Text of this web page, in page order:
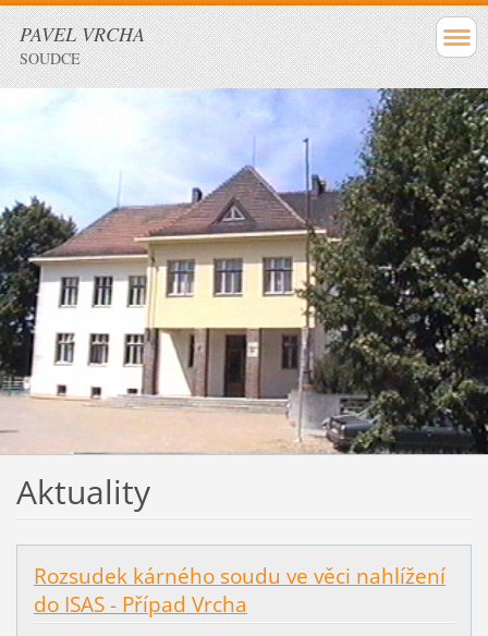
PAVEL VRCHA
SOUDCE
Aktuality
Rozsudek kárného soudu ve věci nahlížení
do ISAS - Případ Vrcha